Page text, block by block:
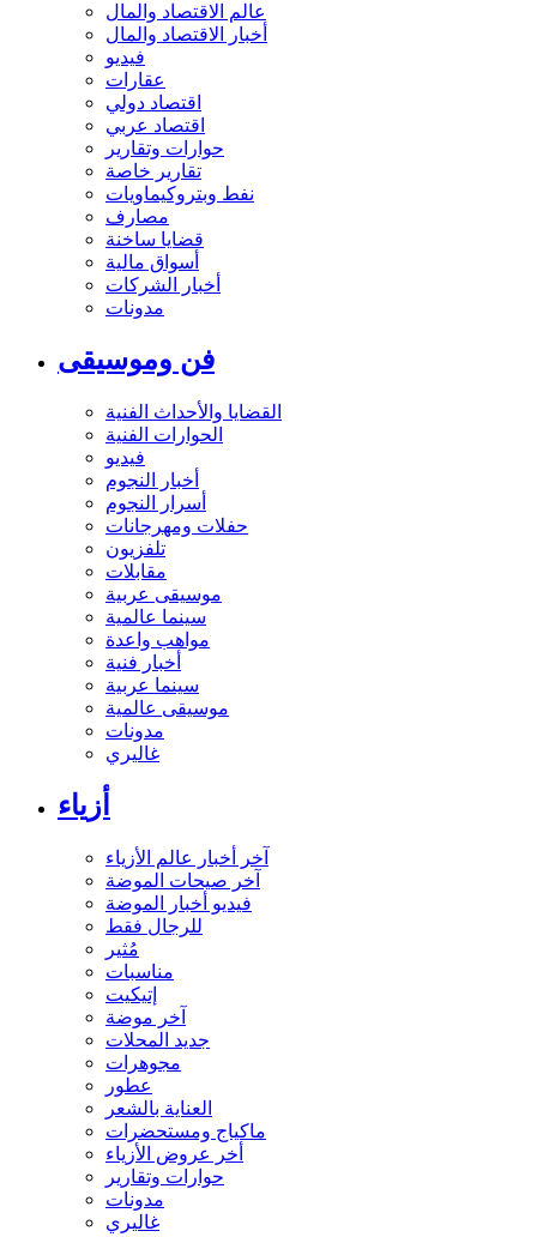
عالم الاقتصاد والمال
أخبار الاقتصاد والمال
فيديو
عقارات
اقتصاد دولي
اقتصاد عربي
حوارات وتقارير
تقارير خاصة
نفط وبتروكيماويات
مصارف
قضايا ساخنة
أسواق مالية
أخبار الشركات
مدونات
فن وموسيقى
القضايا والأحداث الفنية
الحوارات الفنية
فيديو
أخبار النجوم
أسرار النجوم
حفلات ومهرجانات
تلفزيون
مقابلات
موسيقى عربية
سينما عالمية
مواهب واعدة
أخبار فنية
سينما عربية
موسيقى عالمية
مدونات
غاليري
أزياء
آخر أخبار عالم الأزياء
آخر صيحات الموضة
فيديو أخبار الموضة
للرجال فقط
مُثير
مناسبات
إتيكيت
آخر موضة
جديد المحلات
مجوهرات
عطور
العناية بالشعر
ماكياج ومستحضرات
أخر عروض الأزياء
حوارات وتقارير
مدونات
غاليري